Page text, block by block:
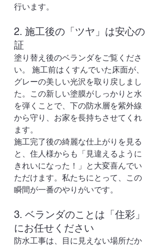
行います。
2. 施工後の「ツヤ」は安心の
証
塗り替え後のベランダをご覧くださ
い。 施工前はくすんでいた床面が、
グレーの美しい光沢を取り戻しまし
た。この新しい塗膜がしっかりと水
を弾くことで、下の防水層を紫外線
から守り、お家を長持ちさせてくれ
ます。
施工完了後の綺麗な仕上がりを見る
と、住人様からも「見違えるように
きれいになった！」と大変喜んでい
ただけます。私たちにとって、この
瞬間が一番のやりがいです。
3. ベランダのことは「住彩」
にお任せください
防水工事は、目に見えない場所だか